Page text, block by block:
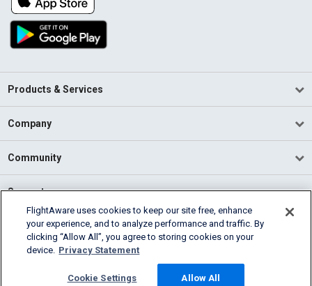
Products & Services
Company
Community
Support
English (USA)
2026 FlightAware
Cookie Settings
FlightAware uses cookies to keep our site free, enhance
your experience, and to analyze performance and traffic. By
clicking “Allow All”, you agree to storing cookies on your
device. Privacy Statement
Cookie Settings Allow All